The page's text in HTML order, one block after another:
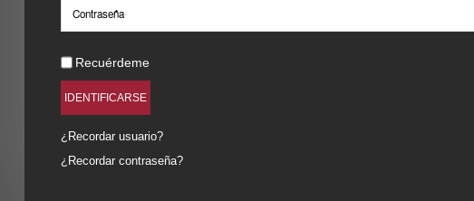
Recuérdeme
IDENTIFICARSE
¿Recordar usuario?
¿Recordar contraseña?